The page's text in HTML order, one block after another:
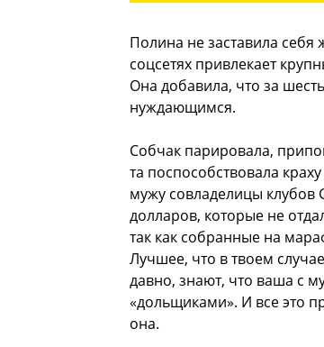
Полина не заставила себя
соцсетях привлекает
Она добавила, что за
нуждающимся.
Собчак парировала,
та поспособствовала
мужу совладелицы клубов
долларов, которые не
так как собранные на
Лучшее, что в твоем
давно, знают, что ваша с
«дольщиками». И все это
она.